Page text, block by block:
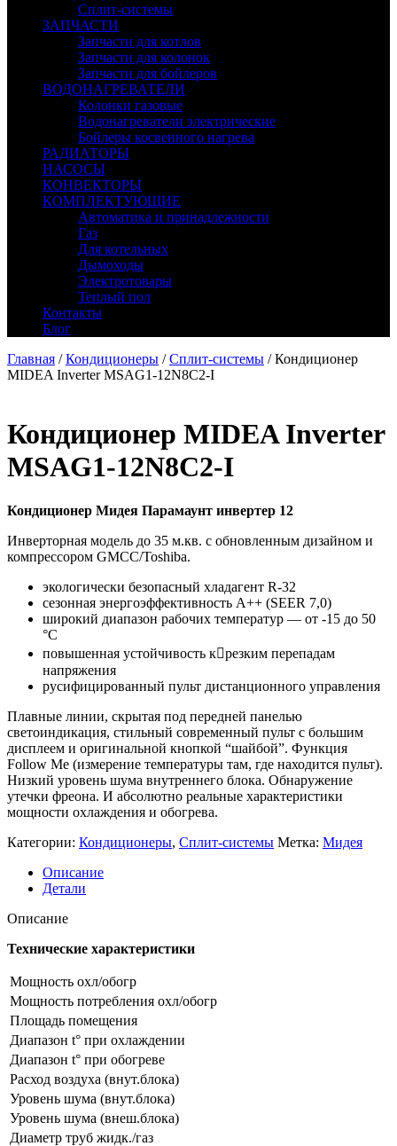
Сплит-системы
ЗАПЧАСТИ
Запчасти для котлов
Запчасти для колонок
Запчасти для бойлеров
ВОДОНАГРЕВАТЕЛИ
Колонки газовые
Водонагреватели электрические
Бойлеры косвенного нагрева
РАДИАТОРЫ
НАСОСЫ
КОНВЕКТОРЫ
КОМПЛЕКТУЮЩИЕ
Автоматика и принадлежности
Газ
Для котельных
Дымоходы
Электротовары
Теплый пол
Контакты
Блог
Главная /Кондиционеры /Сплит-системы / Кондиционер
MIDEA Inverter MSAG1-12N8C2-I
Кондиционер MIDEA Inverter
MSAG1-12N8C2-I
Кондиционер Мидея Парамаунт инвертер 12
Инверторная модель до 35 м.кв. с обновленным дизайном и
компрессором GMCC/Toshiba.
экологически безопасный хладагент R-32
сезонная энергоэффективность A++ (SEER 7,0)
широкий диапазон рабочих температур — от -15 до 50
°С
повышенная устойчивость к􀁢резким перепадам
напряжения
русифицированный пульт дистанционного управления
Плавные линии, скрытая под передней панелью
светоиндикация, стильный современный пульт с большим
дисплеем и оригинальной кнопкой “шайбой”. Функция
Follow Me (измерение температуры там, где находится пульт).
Низкий уровень шума внутреннего блока. Обнаружение
утечки фреона. И абсолютно реальные характеристики
мощности охлаждения и обогрева.
Категории: Кондиционеры, Сплит-системы Метка: Мидея
Описание
Детали
Описание
Технические характеристики
Мощность охл/обогр
Мощность потребления охл/обогр
Площадь помещения
Диапазон t° при охлаждении
Диапазон t° при обогреве
Расход воздуха (внут.блока)
Уровень шума (внут.блока)
Уровень шума (внеш.блока)
Диаметр труб жидк./газ